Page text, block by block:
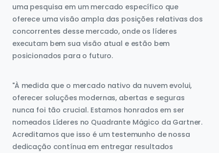
uma pesquisa em um mercado específico que
oferece uma visão ampla das posições relativas dos
concorrentes desse mercado, onde os líderes
executam bem sua visão atual e estão bem
posicionados para o futuro.
"À medida que o mercado nativo da nuvem evolui,
oferecer soluções modernas, abertas e seguras
nunca foi tão crucial. Estamos honrados em ser
nomeados Líderes no Quadrante Mágico da Gartner.
Acreditamos que isso é um testemunho de nossa
dedicação contínua em entregar resultados